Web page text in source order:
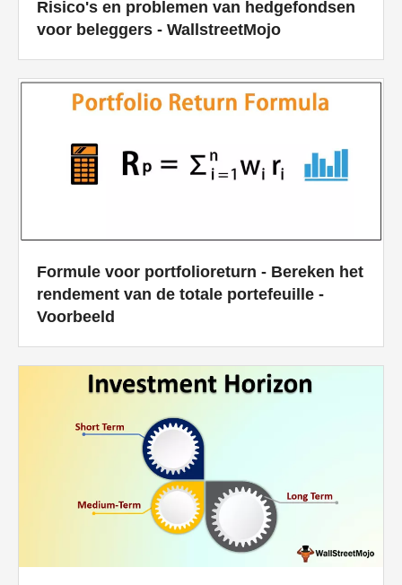
Risico's en problemen van hedgefondsen
voor beleggers - WallstreetMojo
Formule voor portfolioreturn - Bereken het
rendement van de totale portefeuille -
Voorbeeld